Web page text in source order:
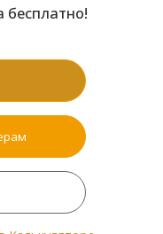
бесплатно!